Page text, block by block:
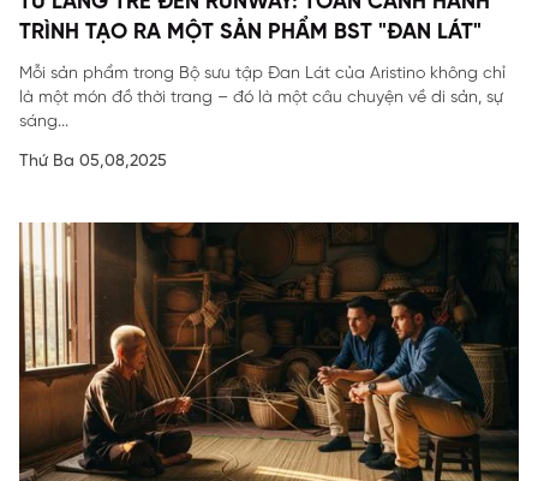
TRÌNH TẠO RA MỘT SẢN PHẨM BST "ĐAN LÁT"
Mỗi sản phẩm trong Bộ sưu tập Đan Lát của Aristino không chỉ
là một món đồ thời trang – đó là một câu chuyện về di sản, sự
sáng...
Thứ Ba 05,08,2025